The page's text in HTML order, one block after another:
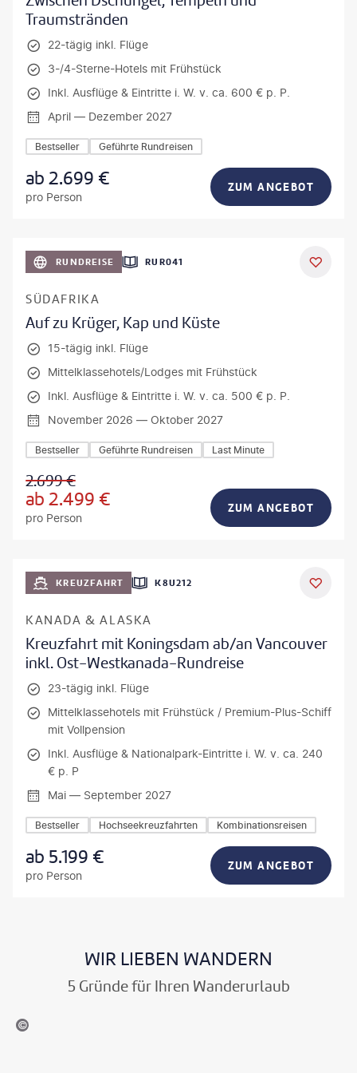
Traumstränden
22-tägig inkl. Flüge
3-/4-Sterne-Hotels mit Frühstück
Inkl. Ausflüge & Eintritte i. W. v. ca. 600 € p. P.
April — Dezember 2027
Bestseller Geführte Rundreisen
ab2.699 €
pro Person
ZUM ANGEBOT
DEAL
RUNDREISE RUR041
SÜDAFRIKA
Auf zu Krüger, Kap und Küste
15-tägig inkl. Flüge
Mittelklassehotels/Lodges mit Frühstück
Inkl. Ausflüge & Eintritte i. W. v. ca. 500 € p. P.
November 2026 — Oktober 2027
Bestseller Geführte Rundreisen Last Minute
2.699€
ab2.499 €
pro Person
ZUM ANGEBOT
KREUZFAHRT K8U212
KANADA & ALASKA
Kreuzfahrt mit Koningsdam ab/an Vancouver
inkl. Ost-Westkanada-Rundreise
23-tägig inkl. Flüge
Mittelklassehotels mit Frühstück / Premium-Plus-Schiff
mit Vollpension
Inkl. Ausflüge & Nationalpark-Eintritte i. W. v. ca. 240
€ p. P
Mai — September 2027
Bestseller Hochseekreuzfahrten Kombinationsreisen
ab 5.199 €
pro Person
ZUM ANGEBOT
WIR LIEBEN WANDERN
5 Gründe für Ihren Wanderurlaub
stock.adobe.com